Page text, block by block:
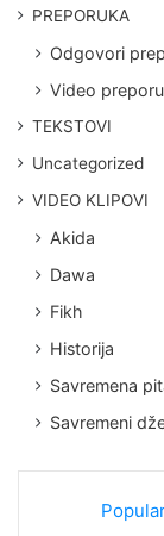
PREPORUKA
Odgovori
Video
TEKSTOVI
Uncategorized
VIDEO KLIPOVI
Akida
Dawa
Fikh
Historija
Savremena
Savremeni